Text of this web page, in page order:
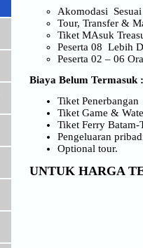
Akomodasi
Tour, Transfer &
Tiket MAsuk
Peserta 08 Lebih
Peserta 02 – 06
Biaya Belum Termasuk :
Tiket Penerbangan
Tiket Game &
Tiket Ferry Batam-
Pengeluaran
Optional tour.
UNTUK HARGA